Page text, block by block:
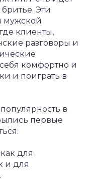
Эти
мужской
клиенты,
разговоры и
комфортно и
и поиграть в
в
первые
для
и для